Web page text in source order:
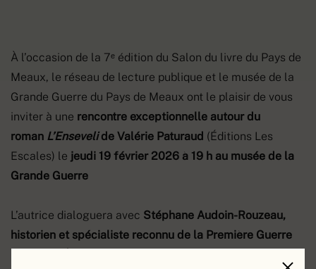
À l’occasion de la 7ᵉ édition du Salon du livre du Pays de
Meaux, le réseau de lecture publique et le musée de la
Grande Guerre du Pays de Meaux ont le plaisir de vous
inviter à une rencontre exceptionnelle autour du
roman L’Ensevelide Valérie Paturaud (Éditions Les
Escales) le jeudi 19 février 2026 à 19 h au musée de la
Grande Guerre
L’autrice dialoguera avec Stéphane Audoin-Rouzeau,
historien et spécialiste reconnu de la Première Guerre